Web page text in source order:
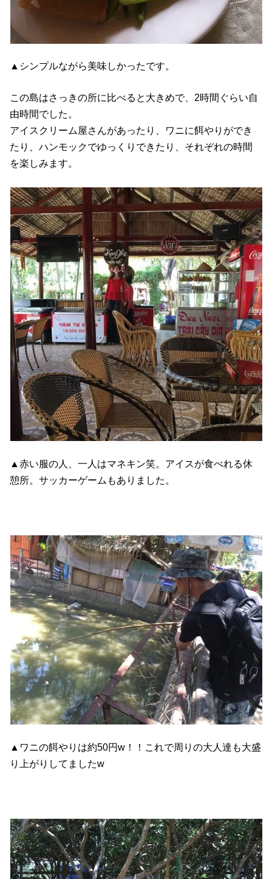
▲シンプルながら美味しかったです。
この島はさっきの所に比べると大きめで、2時間ぐらい自
由時間でした。
アイスクリーム屋さんがあったり、ワニに餌やりができ
たり、ハンモックでゆっくりできたり、それぞれの時間
を楽しみます。
▲赤い服の人、一人はマネキン笑。アイスが食べれる休
憩所。サッカーゲームもありました。
▲ワニの餌やりは約50円w！！これで周りの大人達も大盛
り上がりしてましたw